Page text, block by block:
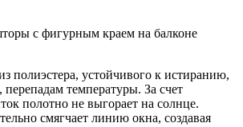
полиэстера, устойчивого к истиранию,
температуры. За счет
полотно не выгорает на солнце.
смягчает линию окна, создавая